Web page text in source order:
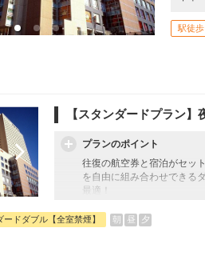
する
)
東京(羽田)
+14,300円
する +26,100円
歳)
東京(羽田)
する
駅徒
【スタンダードプラン
プランのポイント
往復の航空券と宿泊がセッ
を自由に組み合わせできる
最適！
フライトは、安心のJAL（
オプションでレンタカーや
ドダブル【全室禁煙】 朝 昼 夕